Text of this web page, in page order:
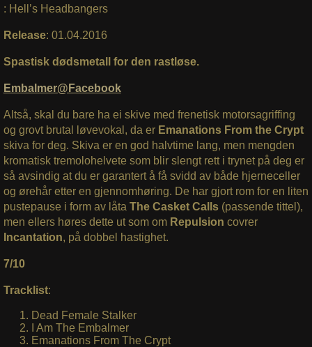
: Hell’s Headbangers
Release: 01.04.2016
Spastisk dødsmetall for den rastløse.
Embalmer@Facebook
Altså, skal du bare ha ei skive med frenetisk motorsagriffing
og grovt brutal løvevokal, da erEmanations From the Crypt
skiva for deg. Skiva er en god halvtime lang, men mengden
kromatisk tremolohelvete som blir slengt rett i trynet på deg er
så avsindig at du er garantert å få svidd av både hjerneceller
og ørehår etter en gjennomhøring. De har gjort rom for en liten
pustepause i form av låta The Casket Calls(passende tittel),
men ellers høres dette ut som om Repulsion covrer
Incantation, på dobbel hastighet.
7/10
Tracklist:
Dead Female Stalker
I Am The Embalmer
Emanations From The Crypt